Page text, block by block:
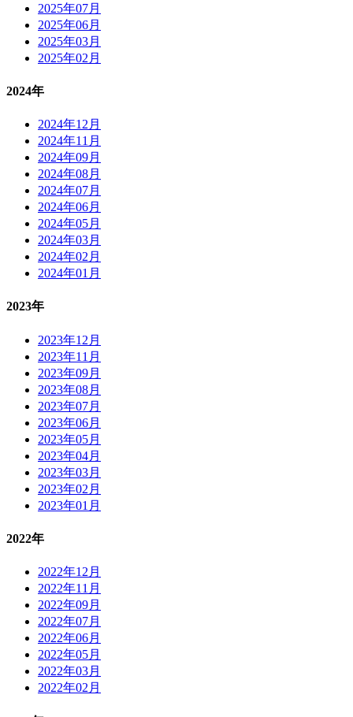
2025年07月
2025年06月
2025年03月
2025年02月
2024年
2024年12月
2024年11月
2024年09月
2024年08月
2024年07月
2024年06月
2024年05月
2024年03月
2024年02月
2024年01月
2023年
2023年12月
2023年11月
2023年09月
2023年08月
2023年07月
2023年06月
2023年05月
2023年04月
2023年03月
2023年02月
2023年01月
2022年
2022年12月
2022年11月
2022年09月
2022年07月
2022年06月
2022年05月
2022年03月
2022年02月